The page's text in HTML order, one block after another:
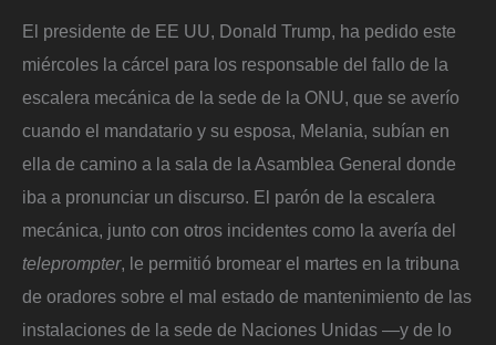
El presidente de EE UU, Donald Trump, ha pedido este
miércoles la cárcel para los responsable del fallo de la
escalera mecánica de la sede de la ONU, que se averío
cuando el mandatario y su esposa, Melania, subían en
ella de camino a la sala de la Asamblea General donde
iba a pronunciar un discurso. El parón de la escalera
mecánica, junto con otros incidentes como la avería del
teleprompter, le permitió bromear el martes en la tribuna
de oradores sobre el mal estado de mantenimiento de las
instalaciones de la sede de Naciones Unidas —y de lo